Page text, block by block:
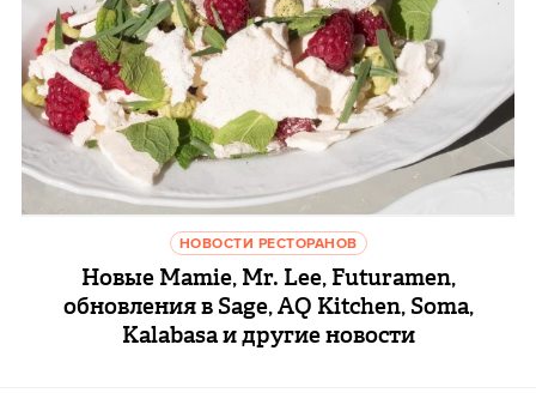
НОВОСТИ РЕСТОРАНОВ
Новые Mamie, Mr. Lee, Futuramen,
обновления в Sage, AQ Kitchen, Soma,
Kalabasa и другие новости